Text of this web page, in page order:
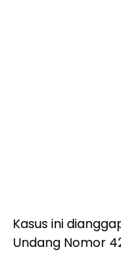
Kasus ini
Undang Nomor